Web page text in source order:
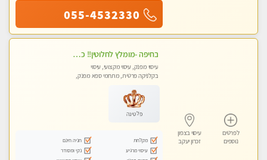
055-4532330
לפרטים
נוספים
עיסוי בצפון
זכרון יעקב
בחיפה -מומלץ לחלוטין!! כל סוגי העיסויים מעסה מקצועית ואיכותית פרטי!!!
עיסוי מפנק, עיסוי מקצועי, עיסוי
בקלניקה פרטית, מתחמי ספא מפנק,
טנטרה
פלטינה
מקלחת
חניה חינם
עיסוי מרגיע
נקי ומסודר